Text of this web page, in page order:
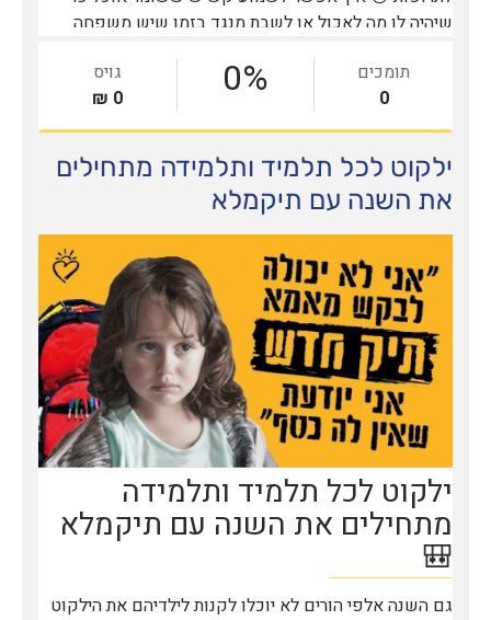
ילקוט לכל תלמיד ותלמידה מתחילים
את השנה עם תיקמלא